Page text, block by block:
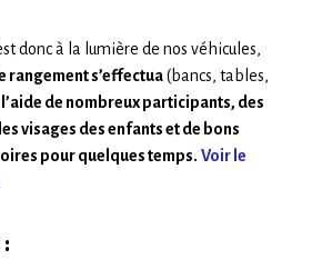
donc à la lumière de nos véhicules,
rangement s’effectua(bancs, tables,
l’aide de nombreux participants, des
visages des enfants et de bons
pour quelques temps. Voir le